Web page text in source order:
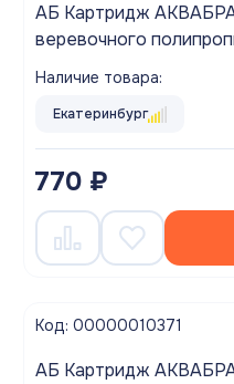
АБ Картридж АКВАБРАЙТ ВП-20М-20 ББ из
веревочного
Наличие товара:
Екатеринбург
770 ₽
Код: 00000010371
АБ Картридж АКВАБРАЙТ ВП-5М из